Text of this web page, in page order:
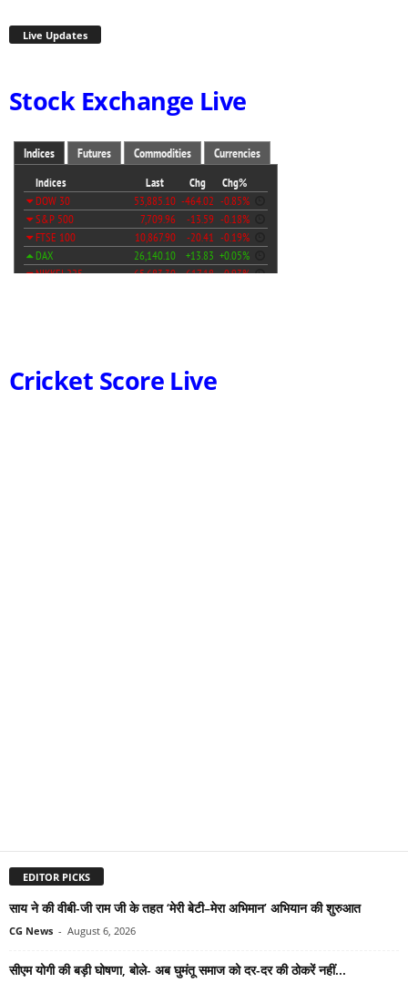
Live Updates
Stock Exchange Live
Cricket Score Live
EDITOR PICKS
साय ने की वीबी-जी राम जी के तहत ‘मेरी बेटी–मेरा अभिमान’ अभियान की शुरुआत
CG News - August 6, 2026
सीएम योगी की बड़ी घोषणा, बोले- अब घुमंतू समाज को दर-दर की ठोकरें नहीं...